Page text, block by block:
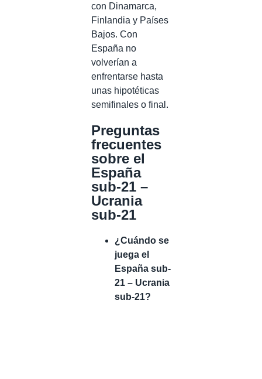
con Dinamarca,
Finlandia y Países
Bajos. Con
España no
volverían a
enfrentarse hasta
unas hipotéticas
semifinales o final.
Preguntas
frecuentes
sobre el
España
sub-21 –
Ucrania
sub-21
¿Cuándo se
juega el
España sub-
21 – Ucrania
sub-21?